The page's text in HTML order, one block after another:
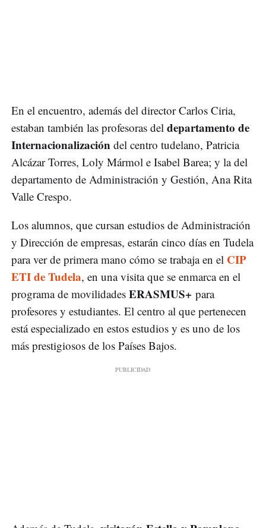
En el encuentro, además del director Carlos Ciria,
estaban también las profesoras del departamento de
Internacionalización del centro tudelano, Patricia
Alcázar Torres, Loly Mármol e Isabel Barea; y la del
departamento de Administración y Gestión, Ana Rita
Valle Crespo.
Los alumnos, que cursan estudios de Administración
y Dirección de empresas, estarán cinco días en Tudela
para ver de primera mano cómo se trabaja en el CIP
ETI de Tudela, en una visita que se enmarca en el
programa de movilidades ERASMUS+ para
profesores y estudiantes. El centro al que pertenecen
está especializado en estos estudios y es uno de los
más prestigiosos de los Países Bajos.